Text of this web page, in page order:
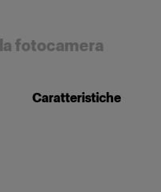
fotocamera
Caratteristiche